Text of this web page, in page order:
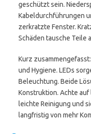
geschützt sein.
Kabeldurchführungen
zerkratzte Fenster.
Schäden tausche Teile
Kurz
und Hygiene. LEDs
Beleuchtung. Beide
Konstruktion. Achte
leichte Reinigung und
langfristig von mehr